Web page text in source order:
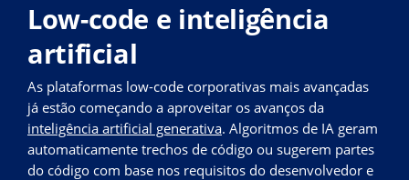
Low-code e inteligência
artificial
As plataformas low-code corporativas mais avançadas
já estão começando a aproveitar os avanços da
inteligência artificial generativa. Algoritmos de IA geram
automaticamente trechos de código ou sugerem partes
do código com base nos requisitos do desenvolvedor e